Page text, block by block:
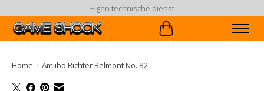
Eigen technische dienst
Winkelwagen
Home / Amiibo Richter Belmont No. 82